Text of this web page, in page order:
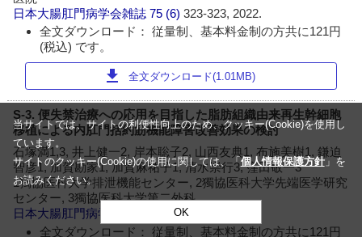
日本大腸肛門病学会雑誌 75 (6)323-323, 2022.
全文ダウンロード： 従量制、基本料金制の方共に121円
(税込) です。
download 全文ダウンロード(1.01MB)
S-3. 便失禁治療への応用を目指した脂肪組織由来再生幹細胞
移植による内肛門括約筋機能障害改善効果の検討
石塚満1,3, 井上健一2, 岸本聡子2, 山西友典1, 布施美樹1, 鎌迫
智彦1, 加賀勘家1, 加賀麻祐子1, 清水崇行3, 窪田敬一3
1獨協医科大学排泄機能センター, 2獨協医科大学先端医学研究
センター, 3獨協医科大学第二外科
日本大腸肛門病学会雑誌
75 (6)323-323, 2022.
全文ダウンロード： 従量制、基本料金制の方共に121円
当サイトでは、サイトの利便性向上のため、クッキー(Cookie)を使用し
ています。
サイトのクッキー(Cookie)の使用に関しては、「個人情報保護方針」を
お読みください。
OK